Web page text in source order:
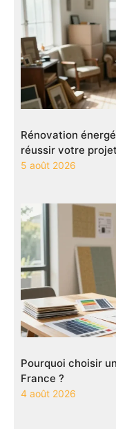
Rénovation
réussir votre
5 août 2026
Pourquoi choisir
France ?
4 août 2026